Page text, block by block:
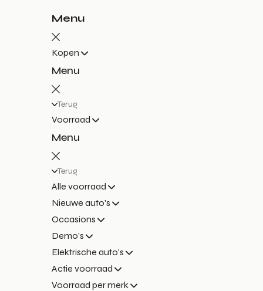
Menu
Kopen
Menu
Terug
Voorraad
Menu
Terug
Alle voorraad
Nieuwe auto's
Occasions
Demo's
Elektrische auto's
Actie voorraad
Voorraad per merk